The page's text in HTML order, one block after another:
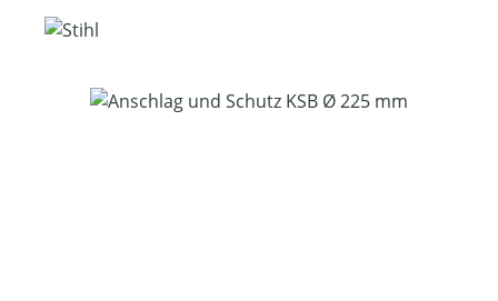
Bildergalerie überspringen